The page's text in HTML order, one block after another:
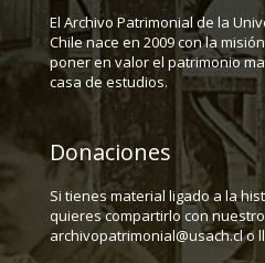
El Archivo Patrimonial de la
Chile nace en 2009 con la
poner en valor el patrimonio
casa de estudios.
Donaciones
Si tienes material ligado a la
quieres compartirlo con
archivopatrimonial@usach.cl o